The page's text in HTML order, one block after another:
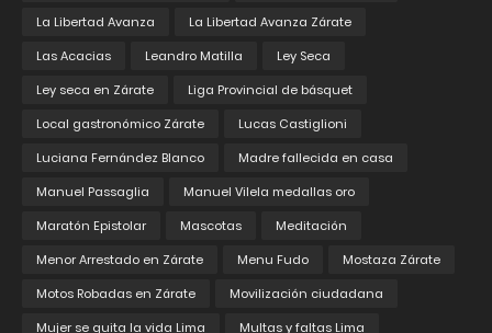
La Libertad Avanza
La Libertad Avanza Zárate
Las Acacias
Leandro Matilla
Ley Seca
Ley seca en Zárate
Liga Provincial de básquet
Local gastronómico Zárate
Lucas Castiglioni
Luciana Fernández Blanco
Madre fallecida en casa
Manuel Passaglia
Manuel Vilela medallas oro
Maratón Epistolar
Mascotas
Meditación
Menor Arrestado en Zárate
Menu Fudo
Mostaza Zárate
Motos Robadas en Zárate
Movilización ciudadana
Mujer se quita la vida Lima
Multas y faltas Lima